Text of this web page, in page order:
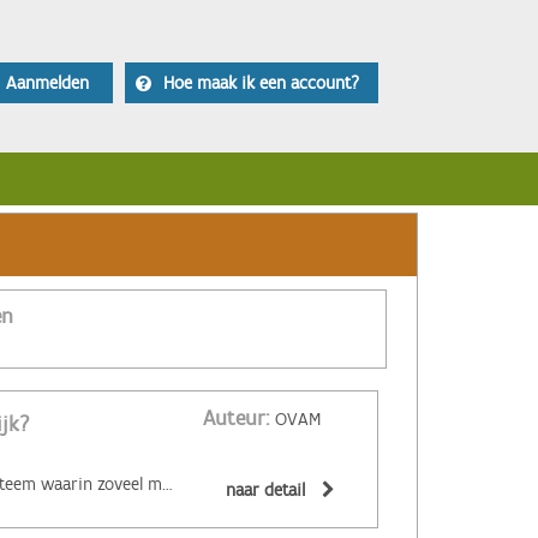
Aanmelden Hoe maak ik een account?
Auteur: OVAM
‌De circulaire economie is een economisch systeem waarin zoveel mogelijk producten en grondstoffen hergebruikt of hoogwaardig gerecycleerd worden. Materialen zijn (volledig) recycleerbaar of afbreekbaar, spullen worden hersteld, hebben een hoge tweedehandswaarde, zijn ‘upgradebaar’, kunnen makkelijk gedemonteerd worden en omgevormd tot nieuwe producten ... Zo wordt maximaal vermeden dat spullen hun waarde verliezen. De circulaire economie biedt een alternatief voor het huidige lineaire systeem. Daarin worden grondstoffen omgezet in producten die aan het einde van hun leven massaal afval worden. De Ellen MacArthur Foundation maakte er een inzichtelijk filmpje over: naar detail